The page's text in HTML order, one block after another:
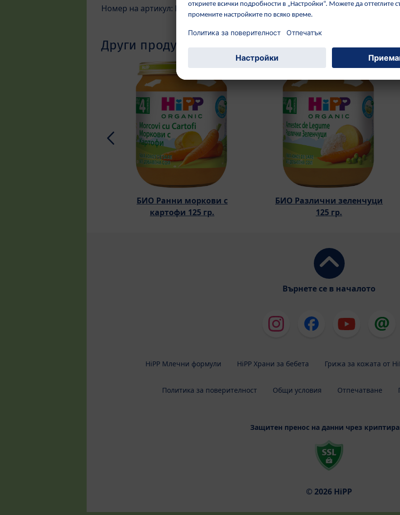
Номер на артикул: RO4010-01-U
Други продукти от тази категория
БИО Ранни моркови с
картофи 125 гр.
БИО Различни зеленчуци
125 гр.
Върнете се в началото
HiPP Млечни формули HiPP Храни за бебета Грижа за кожата от
Политика за поверителност Общи условия Отпечатване
Защитен пренос на данни чрез
© 2026 HiPP